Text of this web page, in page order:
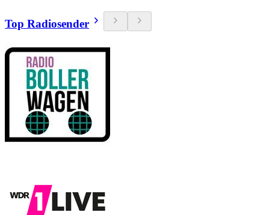
Top Radiosender